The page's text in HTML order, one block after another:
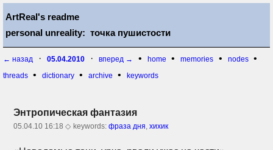
ArtReal's readme
personal unreality: точка пушистости
← назад · 05.04.2010 · вперед → • home • memories • nodes •
threads • dictionary • archive • keywords
Энтропическая фантазия
05.04.10 16:18 ◇ keywords:фраза дня ,хихик